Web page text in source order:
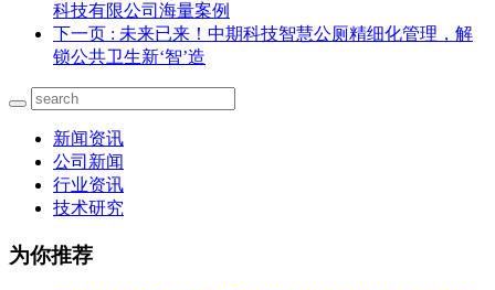
科技有限公司海量案例
下一页 : 未来已来！中期科技智慧公厕精细化管理，解
锁公共卫生新‘智’造
新闻资讯
公司新闻
行业资讯
技术研究
为你推荐